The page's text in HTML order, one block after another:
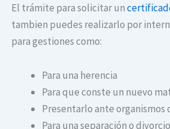
El trámite para solicitar un
tambien puedes realizarlo por
para gestiones como:
Para una herencia
Para que conste un nuevo
Presentarlo ante organismos
Para una separación o divorcio